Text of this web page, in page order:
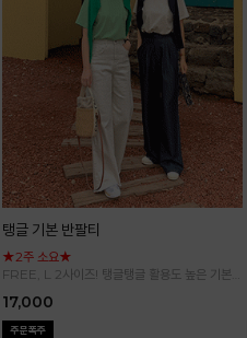
탱글 기본 반팔티
★2주 소요★
FREE, L 2사이즈! 탱글탱글 활용도 높은 기본
17,000